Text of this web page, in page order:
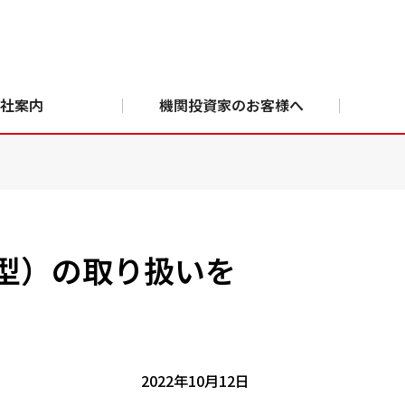
案内 機関投資家のお客様へ
）の取り扱いを
2022年10月12日